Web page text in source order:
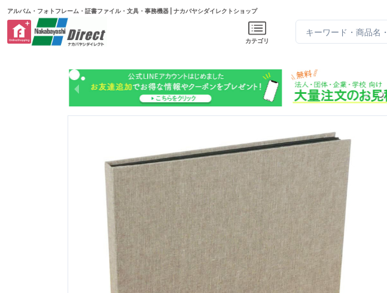
アルバム・フォトフレーム・証書ファイル・文具・事務機器 | ナカバヤシダイレクトショップ
カテゴリ